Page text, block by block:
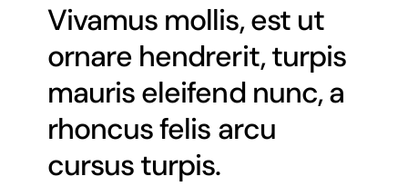
Vivamus mollis, est ut
ornare hendrerit, turpis
mauris eleifend nunc, a
rhoncus felis arcu
cursus turpis.